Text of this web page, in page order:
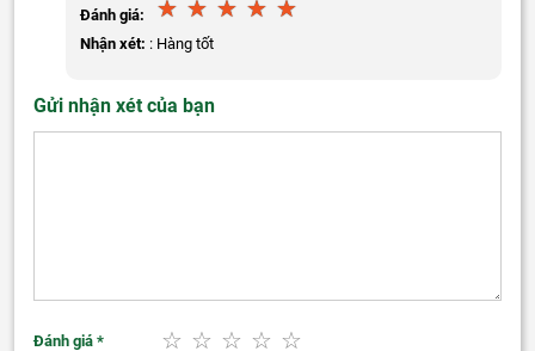
Đánh giá:
Nhận xét: : Hàng tốt
Gửi nhận xét của bạn
Đánh giá *